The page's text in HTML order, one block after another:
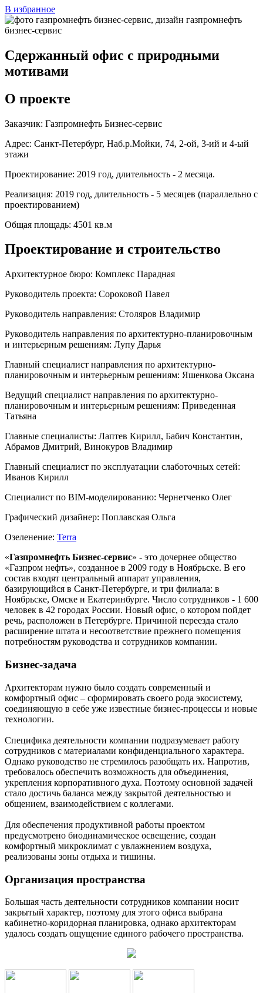
В избранное
Сдержанный офис с природными
мотивами
О проекте
Заказчик: Газпромнефть Бизнес-сервис
Адрес: Санкт-Петербург, Наб.р.Мойки, 74, 2-ой, 3-ий и 4-ый
этажи
Проектирование: 2019 год, длительность - 2 месяца.
Реализация: 2019 год, длительность - 5 месяцев (параллельно с
проектированием)
Общая площадь: 4501 кв.м
Проектирование и строительство
Архитектурное бюро: Комплекс Парадная
Руководитель проекта: Сороковой Павел
Руководитель направления: Столяров Владимир
Руководитель направления по архитектурно-планировочным
и интерьерным решениям: Лупу Дарья
Главный специалист направления по архитектурно-
планировочным и интерьерным решениям: Яшенкова Оксана
Ведущий специалист направления по архитектурно-
планировочным и интерьерным решениям: Приведенная
Татьяна
Главные специалисты: Лаптев Кирилл, Бабич Константин,
Абрамов Дмитрий, Винокуров Владимир
Главный специалист по эксплуатации слаботочных сетей:
Иванов Кирилл
Специалист по ВIМ-моделированию: Чернетченко Олег
Графический дизайнер: Поплавская Ольга
Озеленение: Terra
«Газпромнефть Бизнес-сервис» - это дочернее общество
«Газпром нефть», созданное в 2009 году в Ноябрьске. В его
состав входят центральный аппарат управления,
базирующийся в Санкт-Петербурге, и три филиала: в
Ноябрьске, Омске и Екатеринбурге. Число сотрудников - 1 600
человек в 42 городах России. Новый офис, о котором пойдет
речь, расположен в Петербурге. Причиной переезда стало
расширение штата и несоответствие прежнего помещения
потребностям руководства и сотрудников компании.
Бизнес-задача
Архитекторам нужно было создать современный и
комфортный офис – сформировать своего рода экосистему,
соединяющую в себе уже известные бизнес-процессы и новые
технологии.
Специфика деятельности компании подразумевает работу
сотрудников с материалами конфиденциального характера.
Однако руководство не стремилось разобщать их. Напротив,
требовалось обеспечить возможность для объединения,
укрепления корпоративного духа. Поэтому основной задачей
стало достичь баланса между закрытой деятельностью и
общением, взаимодействием с коллегами.
Для обеспечения продуктивной работы проектом
предусмотрено биодинамическое освещение, создан
комфортный микроклимат с увлажнением воздуха,
реализованы зоны отдыха и тишины.
Организация пространства
Большая часть деятельности сотрудников компании носит
закрытый характер, поэтому для этого офиса выбрана
кабинетно-коридорная планировка, однако архитекторам
удалось создать ощущение единого рабочего пространства.